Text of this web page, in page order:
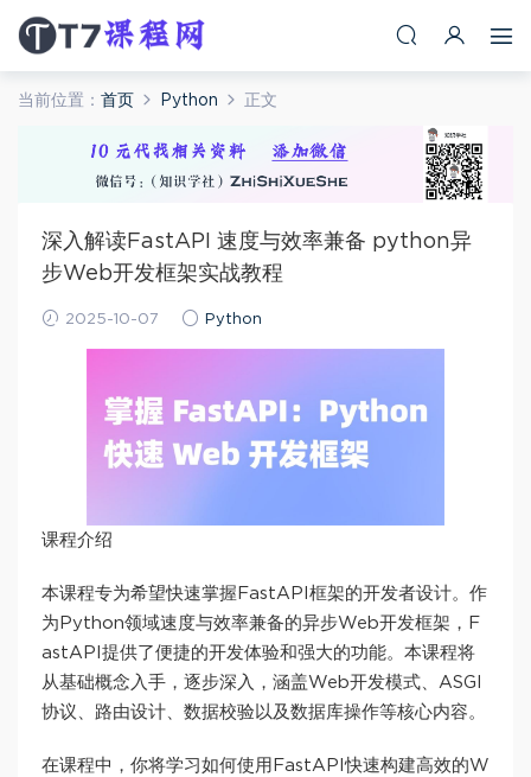
当前位置： 首页 Python 正文
深入解读FastAPI 速度与效率兼备 python异
步Web开发框架实战教程
2025-10-07 Python
课程介绍
本课程专为希望快速掌握FastAPI框架的开发者设计。作
为Python领域速度与效率兼备的异步Web开发框架，F
astAPI提供了便捷的开发体验和强大的功能。本课程将
从基础概念入手，逐步深入，涵盖Web开发模式、ASGI
协议、路由设计、数据校验以及数据库操作等核心内容。
在课程中，你将学习如何使用FastAPI快速构建高效的W